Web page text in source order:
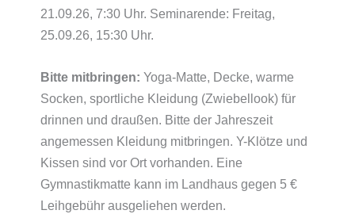
21.09.26, 7:30 Uhr. Seminarende: Freitag,
25.09.26, 15:30 Uhr.
Bitte mitbringen: Yoga-Matte, Decke, warme
Socken, sportliche Kleidung (Zwiebellook) für
drinnen und draußen. Bitte der Jahreszeit
angemessen Kleidung mitbringen. Y-Klötze und
Kissen sind vor Ort vorhanden. Eine
Gymnastikmatte kann im Landhaus gegen 5 €
Leihgebühr ausgeliehen werden.